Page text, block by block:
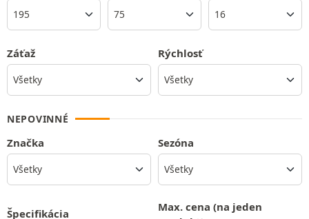
Záťaž Rýchlosť
NEPOVINNÉ
Značka
Všetky
Sezóna
Špecifikácia
Max. cena (na jeden